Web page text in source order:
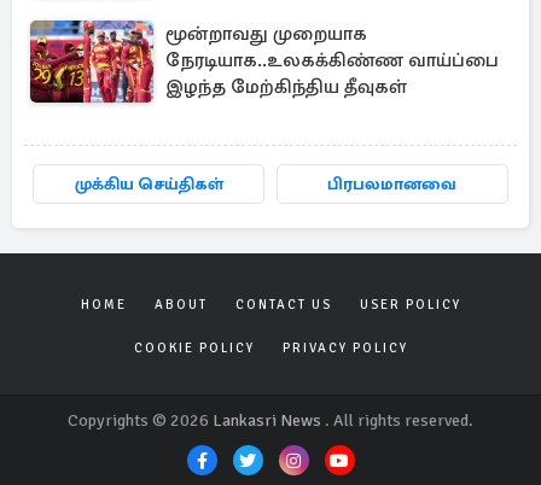
மூன்றாவது முறையாக
நேரடியாக..உலகக்கிண்ண வாய்ப்பை
இழந்த மேற்கிந்திய தீவுகள்
முக்கிய செய்திகள் பிரபலமானவை
HOME ABOUT CONTACT US USER POLICY
COOKIE POLICY PRIVACY POLICY
Copyrights © 2026 Lankasri News . All rights reserved.